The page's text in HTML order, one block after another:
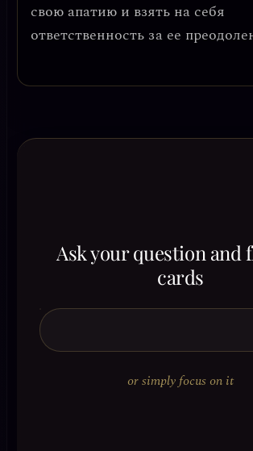
свою апатию и взять на себя
ответственность за ее
Ask your question and
cards
or simply focus on it